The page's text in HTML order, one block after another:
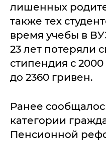
лишенных
также тех
время учебы в
23 лет потеряли
стипендия с
до 2360 гривен.
Ранее
категории
Пенсионной